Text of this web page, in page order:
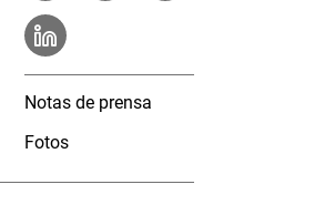
Notas de prensa
Fotos